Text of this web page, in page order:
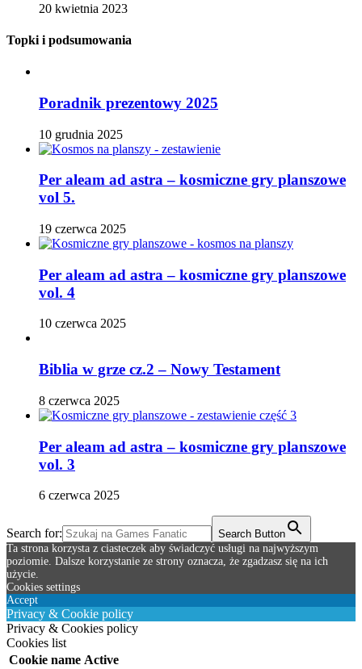
20 kwietnia 2023
Topki i podsumowania
Poradnik prezentowy 2025
10 grudnia 2025
Per aleam ad astra – kosmiczne gry planszowe
vol 5.
19 czerwca 2025
Per aleam ad astra – kosmiczne gry planszowe
vol. 4
10 czerwca 2025
Biblia w grze cz.2 – Nowy Testament
8 czerwca 2025
Per aleam ad astra – kosmiczne gry planszowe
vol. 3
6 czerwca 2025
Search for:
Search Button
Ta strona korzysta z ciasteczek aby świadczyć usługi na najwyższym
poziomie. Dalsze korzystanie ze strony oznacza, że zgadzasz się na ich
użycie.
Cookies settings
Accept
Privacy & Cookie policy
Privacy & Cookies policy
Cookies list
Cookie name Active